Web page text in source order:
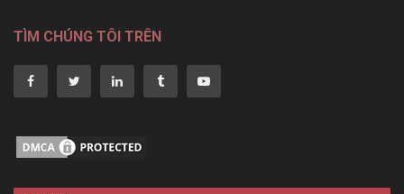
TÌM CHÚNG TÔI TRÊN